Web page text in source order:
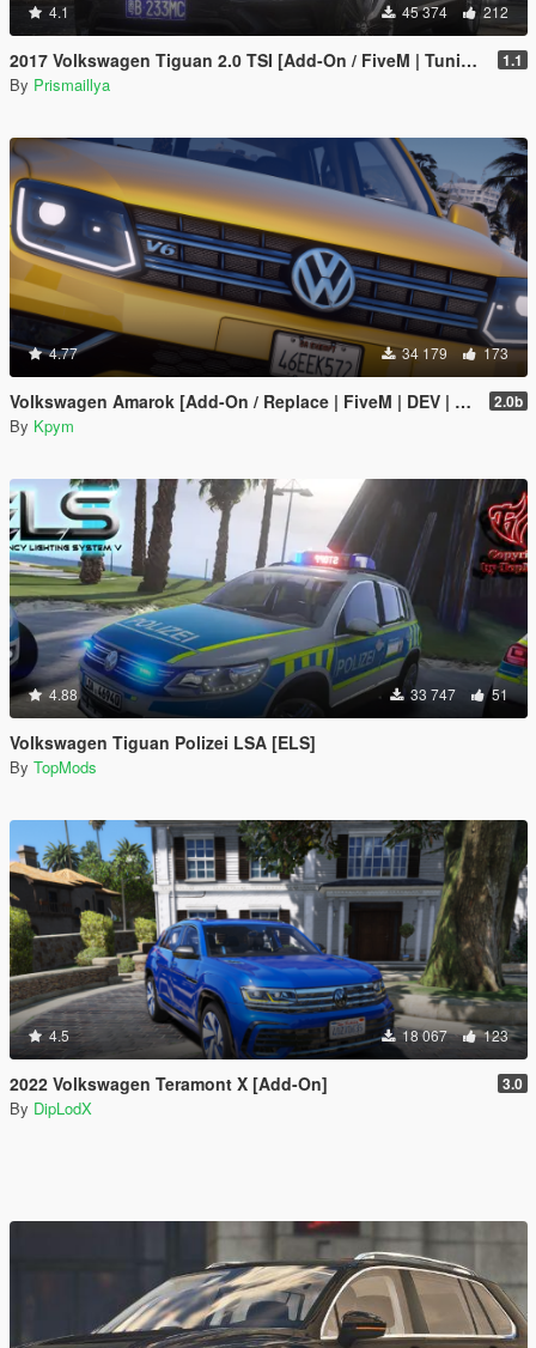
4.1 45 374 212
2017 Volkswagen Tiguan 2.0 TSI [Add-On / FiveM | Tuning | Template | Unlocked] 1.1
By Prismaillya
4.77 34 179 173
Volkswagen Amarok [Add-On / Replace | FiveM | DEV | Lods] 2.0b
By Kpym
4.88 33 747 51
Volkswagen Tiguan Polizei LSA [ELS]
By TopMods
4.5 18 067 123
2022 Volkswagen Teramont X [Add-On] 3.0
By DipLodX